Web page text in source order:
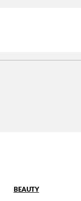
BEAUTY